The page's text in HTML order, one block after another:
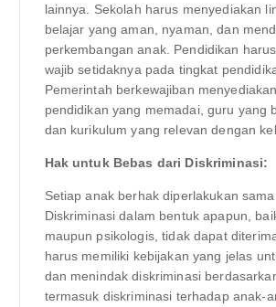
lainnya. Sekolah harus menyediakan
belajar yang aman, nyaman, dan
perkembangan anak. Pendidikan
wajib setidaknya pada tingkat
Pemerintah berkewajiban
pendidikan yang memadai, guru yang
dan kurikulum yang relevan dengan
Hak untuk Bebas dari Diskriminasi:
Setiap anak berhak diperlakukan sama
Diskriminasi dalam bentuk apapun,
maupun psikologis, tidak dapat
harus memiliki kebijakan yang jelas
dan menindak diskriminasi
termasuk diskriminasi terhadap anak-